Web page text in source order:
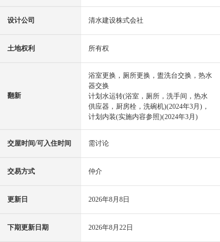
设计公司 清水建设株式会社
土地权利 所有权
翻新
浴室更换，厕所更换，盥洗台交换，热水
器交换
计划水运转(浴室，厕所，洗手间，热水
供应器，厨房栓，洗碗机)(2024年3月)，
计划内装(实施内容参照)(2024年3月)
交屋时间/可入住时间 需讨论
交易方式 仲介
更新日 2026年8月8日
下期更新日期 2026年8月22日